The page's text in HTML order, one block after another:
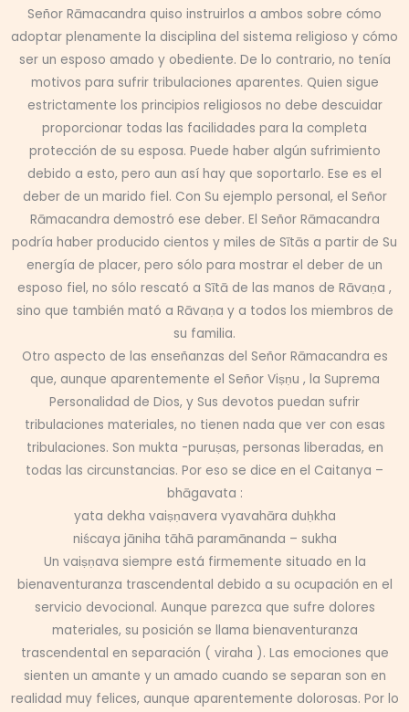
Señor Rāmacandra quiso instruirlos a ambos sobre cómo
adoptar plenamente la disciplina del sistema religioso y cómo
ser un esposo amado y obediente. De lo contrario, no tenía
motivos para sufrir tribulaciones aparentes. Quien sigue
estrictamente los principios religiosos no debe descuidar
proporcionar todas las facilidades para la completa
protección de su esposa. Puede haber algún sufrimiento
debido a esto, pero aun así hay que soportarlo. Ese es el
deber de un marido fiel. Con Su ejemplo personal, el Señor
Rāmacandra demostró ese deber. El Señor Rāmacandra
podría haber producido cientos y miles de Sītās a partir de Su
energía de placer, pero sólo para mostrar el deber de un
esposo fiel, no sólo rescató a Sītā de las manos de Rāvaṇa ,
sino que también mató a Rāvaṇa y a todos los miembros de
su familia.
Otro aspecto de las enseñanzas del Señor Rāmacandra es
que, aunque aparentemente el Señor Viṣṇu , la Suprema
Personalidad de Dios, y Sus devotos puedan sufrir
tribulaciones materiales, no tienen nada que ver con esas
tribulaciones. Son mukta -puruṣas, personas liberadas, en
todas las circunstancias. Por eso se dice en el Caitanya –
bhāgavata :
yata dekha vaiṣṇavera vyavahāra duḥkha
niścaya jāniha tāhā paramānanda – sukha
Un vaiṣṇava siempre está firmemente situado en la
bienaventuranza trascendental debido a su ocupación en el
servicio devocional. Aunque parezca que sufre dolores
materiales, su posición se llama bienaventuranza
trascendental en separación ( viraha ). Las emociones que
sienten un amante y un amado cuando se separan son en
realidad muy felices, aunque aparentemente dolorosas. Por lo